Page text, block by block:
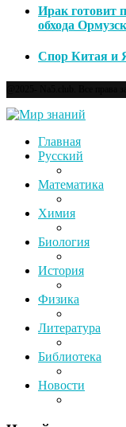
Ирак готовит
обхода
Спор Китая и
Главная
Русский
Математика
Химия
Биология
История
Физика
Литература
Библиотека
Новости